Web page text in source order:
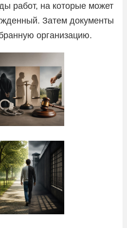
работ, на которые может
Затем документы
организацию.